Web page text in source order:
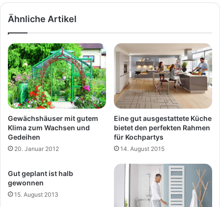
Ähnliche Artikel
Gewächshäuser mit gutem
Klima zum Wachsen und
Gedeihen
20. Januar 2012
Eine gut ausgestattete Küche
bietet den perfekten Rahmen
für Kochpartys
14. August 2015
Gut geplant ist halb
gewonnen
15. August 2013